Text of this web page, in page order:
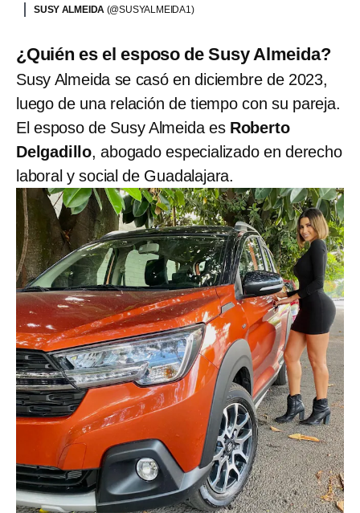
SUSY ALMEIDA (@SUSYALMEIDA1)
¿Quién es el esposo de Susy Almeida?
Susy Almeida se casó en diciembre de 2023,
luego de una relación de tiempo con su pareja.
El esposo de Susy Almeida es Roberto
Delgadillo, abogado especializado en derecho
laboral y social de Guadalajara.